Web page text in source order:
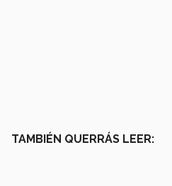
TAMBIÉN QUERRÁS LEER: